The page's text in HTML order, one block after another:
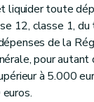
liquider toute
12, classe 1, du
de la
pour
à 5.000